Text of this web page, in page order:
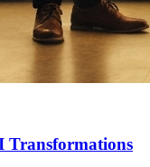
Transformations